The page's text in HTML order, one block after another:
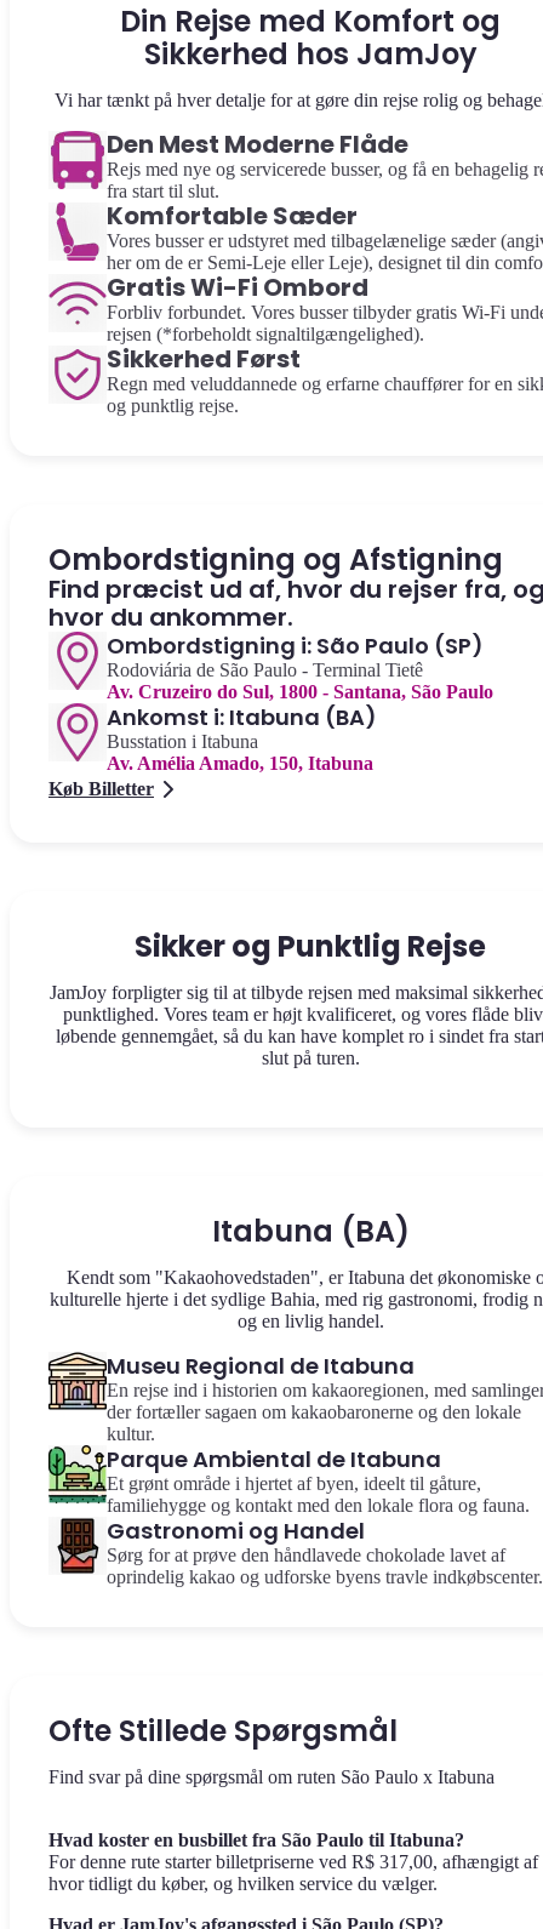
Din Rejse med Komfort og
Sikkerhed hos JamJoy
Vi har tænkt på hver detalje for at gøre din rejse rolig og
Den Mest Moderne Flåde
Rejs med nye og servicerede busser, og få en behagelig
fra start til slut.
Komfortable Sæder
Vores busser er udstyret med tilbagelænelige sæder
her om de er Semi-Leje eller Leje), designet til din
Gratis Wi-Fi Ombord
Forbliv forbundet. Vores busser tilbyder gratis Wi-Fi
rejsen (*forbeholdt signaltilgængelighed).
Sikkerhed Først
Regn med veluddannede og erfarne chauffører for en
og punktlig rejse.
Ombordstigning og Afstigning
Find præcist ud af, hvor du rejser fra,
hvor du ankommer.
Ombordstigning i: São Paulo (SP)
Rodoviária de São Paulo - Terminal Tietê
Av. Cruzeiro do Sul, 1800 - Santana, São Paulo
Ankomst i: Itabuna (BA)
Busstation i Itabuna
Av. Amélia Amado, 150, Itabuna
Køb Billetter
Sikker og Punktlig Rejse
JamJoy forpligter sig til at tilbyde rejsen med maksimal
punktlighed. Vores team er højt kvalificeret, og vores flåde
løbende gennemgået, så du kan have komplet ro i sindet fra
slut på turen.
Itabuna (BA)
Kendt som "Kakaohovedstaden", er Itabuna det økonomiske
kulturelle hjerte i det sydlige Bahia, med rig gastronomi, frodig
og en livlig handel.
Museu Regional de Itabuna
En rejse ind i historien om kakaoregionen, med
der fortæller sagaen om kakaobaronerne og den lokale
kultur.
Parque Ambiental de Itabuna
Et grønt område i hjertet af byen, ideelt til gåture,
familiehygge og kontakt med den lokale flora og fauna.
Gastronomi og Handel
Sørg for at prøve den håndlavede chokolade lavet af
oprindelig kakao og udforske byens travle indkøbscenter.
Ofte Stillede Spørgsmål
Find svar på dine spørgsmål om ruten São Paulo x Itabuna
Hvad koster en busbillet fra São Paulo til Itabuna?
For denne rute starter billetpriserne ved R$ 317,00, afhængigt af
hvor tidligt du køber, og hvilken service du vælger.
Hvad er JamJoy's afgangssted i São Paulo (SP)?